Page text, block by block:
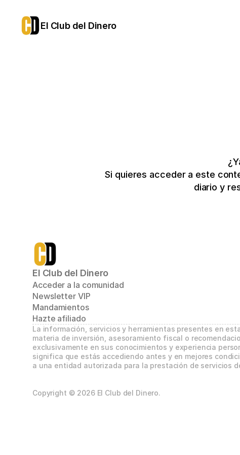
El Club del Dinero
Si quieres acceder a este
diario y
El Club del Dinero
Acceder a la comunidad
Newsletter VIP
Mandamientos
Hazte afiliado
La información, servicios y herramientas presentes en
materia de inversión, asesoramiento fiscal o
exclusivamente en sus conocimientos y experiencia
significa que estás accediendo antes y en mejores
a una entidad autorizada para la prestación de servicios
Copyright © 2026 El Club del Dinero.